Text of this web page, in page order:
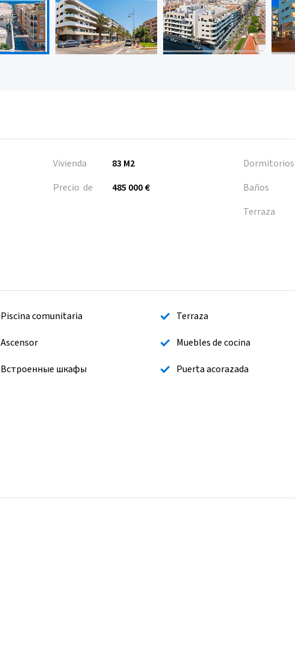
Vivienda
83 M2
Precio de
485 000 €
Dormitorios
Baños
Terraza
Piscina comunitaria
Terraza
Ascensor
Muebles de cocina
Встроенные шкафы Puerta acorazada